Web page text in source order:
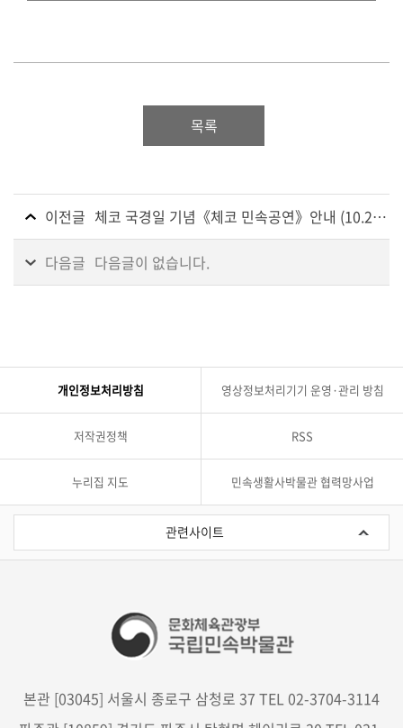
목록
이전글 체코 국경일 기념《체코 민속공연》안내 (10.27.
일)
다음글 다음글이 없습니다.
개인정보처리방침 영상정보처리기기 운영·관리 방침
저작권정책 RSS
누리집 지도 민속생활사박물관 협력망사업
관
이
관련사이트
본관 [03045] 서울시 종로구 삼청로 37 TEL 02-3704-3114